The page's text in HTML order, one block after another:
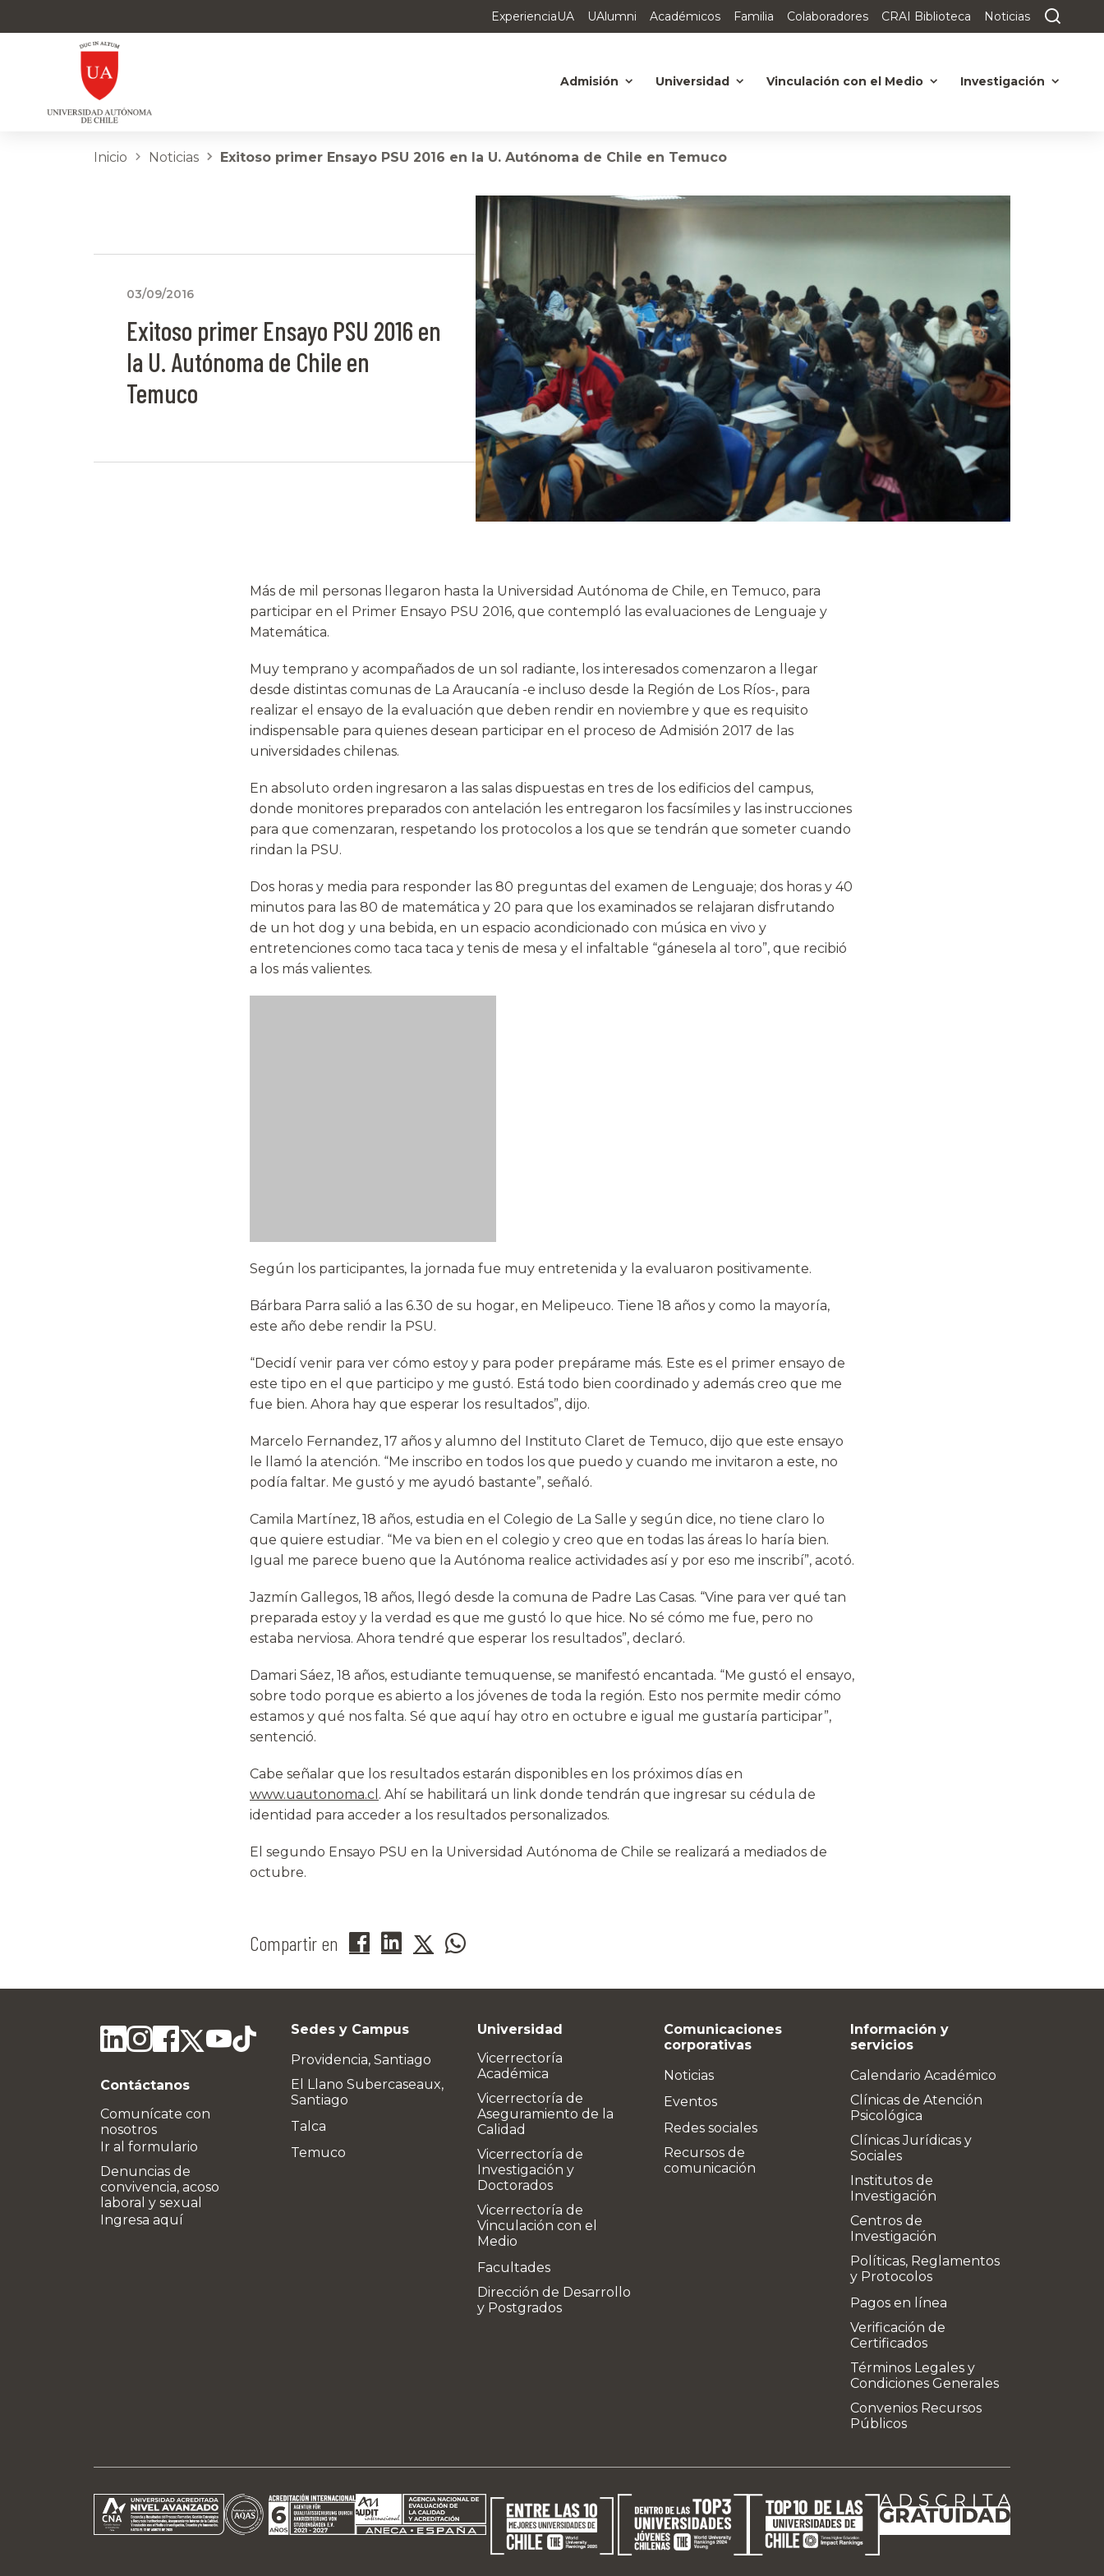
ExperienciaUA UAlumni Académicos Familia Colaboradores CRAI Biblioteca Noticias
Admisión Universidad Vinculación con el Medio Investigación
Inicio Noticias Exitoso primer Ensayo PSU 2016 en la U. Autónoma de Chile en Temuco
03/09/2016
Exitoso primer Ensayo PSU 2016 en
la U. Autónoma de Chile en
Temuco
Más de mil personas llegaron hasta la Universidad Autónoma de Chile, en Temuco, para
participar en el Primer Ensayo PSU 2016, que contempló las evaluaciones de Lenguaje y
Matemática.
Muy temprano y acompañados de un sol radiante, los interesados comenzaron a llegar
desde distintas comunas de La Araucanía -e incluso desde la Región de Los Ríos-, para
realizar el ensayo de la evaluación que deben rendir en noviembre y que es requisito
indispensable para quienes desean participar en el proceso de Admisión 2017 de las
universidades chilenas.
En absoluto orden ingresaron a las salas dispuestas en tres de los edificios del campus,
donde monitores preparados con antelación les entregaron los facsímiles y las instrucciones
para que comenzaran, respetando los protocolos a los que se tendrán que someter cuando
rindan la PSU.
Dos horas y media para responder las 80 preguntas del examen de Lenguaje; dos horas y 40
minutos para las 80 de matemática y 20 para que los examinados se relajaran disfrutando
de un hot dog y una bebida, en un espacio acondicionado con música en vivo y
entretenciones como taca taca y tenis de mesa y el infaltable “gánesela al toro”, que recibió
a los más valientes.
Según los participantes, la jornada fue muy entretenida y la evaluaron positivamente.
Bárbara Parra salió a las 6.30 de su hogar, en Melipeuco. Tiene 18 años y como la mayoría,
este año debe rendir la PSU.
“Decidí venir para ver cómo estoy y para poder prepárame más. Este es el primer ensayo de
este tipo en el que participo y me gustó. Está todo bien coordinado y además creo que me
fue bien. Ahora hay que esperar los resultados”, dijo.
Marcelo Fernandez, 17 años y alumno del Instituto Claret de Temuco, dijo que este ensayo
le llamó la atención. “Me inscribo en todos los que puedo y cuando me invitaron a este, no
podía faltar. Me gustó y me ayudó bastante”, señaló.
Camila Martínez, 18 años, estudia en el Colegio de La Salle y según dice, no tiene claro lo
que quiere estudiar. “Me va bien en el colegio y creo que en todas las áreas lo haría bien.
Igual me parece bueno que la Autónoma realice actividades así y por eso me inscribí”, acotó.
Jazmín Gallegos, 18 años, llegó desde la comuna de Padre Las Casas. “Vine para ver qué tan
preparada estoy y la verdad es que me gustó lo que hice. No sé cómo me fue, pero no
estaba nerviosa. Ahora tendré que esperar los resultados”, declaró.
Damari Sáez, 18 años, estudiante temuquense, se manifestó encantada. “Me gustó el ensayo,
sobre todo porque es abierto a los jóvenes de toda la región. Esto nos permite medir cómo
estamos y qué nos falta. Sé que aquí hay otro en octubre e igual me gustaría participar”,
sentenció.
Cabe señalar que los resultados estarán disponibles en los próximos días en
www.uautonoma.cl . Ahí se habilitará un link donde tendrán que ingresar su cédula de
identidad para acceder a los resultados personalizados.
El segundo Ensayo PSU en la Universidad Autónoma de Chile se realizará a mediados de
octubre.
Compartir en
Contáctanos
Comunícate con
nosotros
Ir al formulario
Denuncias de
convivencia, acoso
laboral y sexual
Ingresa aquí
Sedes y Campus
Providencia, Santiago
El Llano Subercaseaux,
Santiago
Talca
Temuco
Universidad
Vicerrectoría
Académica
Vicerrectoría de
Aseguramiento de la
Calidad
Vicerrectoría de
Investigación y
Doctorados
Vicerrectoría de
Vinculación con el
Medio
Facultades
Dirección de Desarrollo
y Postgrados
Comunicaciones
corporativas
Noticias
Eventos
Redes sociales
Recursos de
comunicación
Información y
servicios
Calendario Académico
Clínicas de Atención
Psicológica
Clínicas Jurídicas y
Sociales
Institutos de
Investigación
Centros de
Investigación
Políticas, Reglamentos
y Protocolos
Pagos en línea
Verificación de
Certificados
Términos Legales y
Condiciones Generales
Convenios Recursos
Públicos